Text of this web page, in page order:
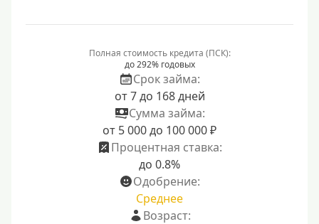
Полная стоимость кредита (ПСК):
до 292% годовых
Срок займа:
от 7 до 168 дней
Сумма займа:
от 5 000 до 100 000 ₽
Процентная ставка:
до 0.8%
Одобрение:
Среднее
Возраст: